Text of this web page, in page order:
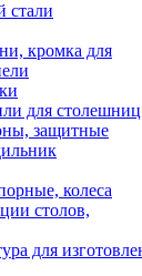
стали
кромка для
для столешниц
защитные
колеса
столов,
для